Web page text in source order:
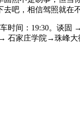
吧，相信驾照就在
车时间：19:30。
家庄学院→珠峰